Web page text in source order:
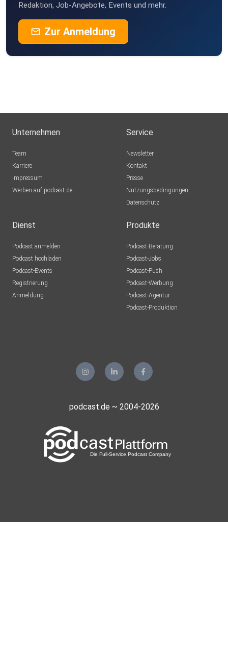
Redaktion, Job-Angebote, Events und mehr.
Zur Anmeldung
Unternehmen
Team
Karriere
Impressum
Werben auf podcast.de
Service
Newsletter
Kontakt
Presse
Nutzungsbedingungen
Datenschutz
Dienst
Podcast anmelden
Podcast hochladen
Podcast-Events
Registrierung
Anmeldung
Produkte
Podcast-Beratung
Podcast-Jobs
Podcast-Push
Podcast-Werbung
Podcast-Agentur
Podcast-Produktion
podcast.de ~ 2004-2026